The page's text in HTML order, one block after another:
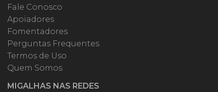
Fale Conosco
Apoiadores
Fomentadores
Perguntas Frequentes
Termos de Uso
Quem Somos
MIGALHAS NAS REDES